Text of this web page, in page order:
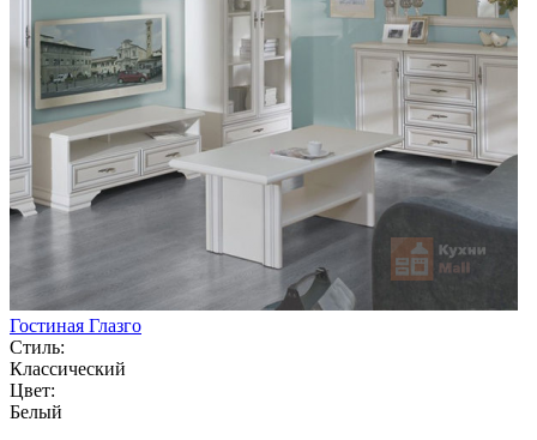
Гостиная Глазго
Стиль:
Классический
Цвет:
Белый